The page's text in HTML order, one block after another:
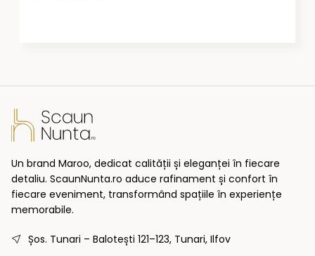
Un brand Maroo, dedicat calității și eleganței în fiecare
detaliu. ScaunNunta.ro aduce rafinament și confort în
fiecare eveniment, transformând spațiile în experiențe
memorabile.
Șos. Tunari – Balotești 121–123, Tunari, Ilfov